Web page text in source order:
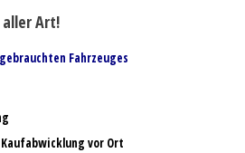
Art!
Fahrzeuges
vor Ort